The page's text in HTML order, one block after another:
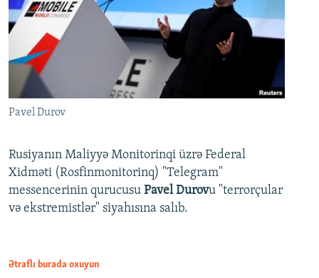
Pavel Durov
Rusiyanın Maliyyə Monitorinqi üzrə Federal
Xidməti (Rosfinmonitorinq) "Telegram"
messencerinin qurucusu Pavel Durovu "terrorçular
və ekstremistlər" siyahısına salıb.
Ətraflı burada oxuyun